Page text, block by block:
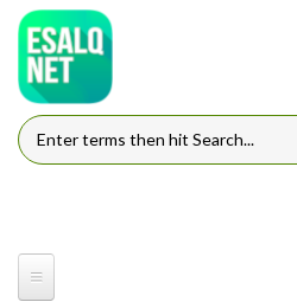
Pular para o conteúdo principal
FORMULÁRIO DE